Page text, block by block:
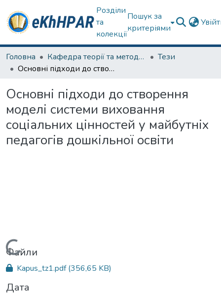
Розділи
та
колекції
Пошук за
критеріями
Головна Кафедра теорії та методик дошкільної освіти
Тези
Основні підходи до створення моделі системи виховання соціальних цінностей у майбутніх педагогів дошкільної освіти
Основні підходи до створення
моделі системи виховання
соціальних цінностей у майбутніх
педагогів дошкільної освіти
Вантажиться...
Файли
Kapus_tz1.pdf(356,65 KB)
Дата